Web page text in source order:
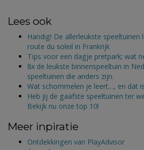
Lees ook
Handig! De allerleukste speeltuinen
route du soleil in Frankrijk
Tips voor een dagje pretpark; wat
8x de leukste binnenspeeltuin in
speeltuinen die anders zijn.
Wat schommelen je leert…, en dat
Heb jij de gaafste speeltuinen ter
Bekijk nu onze top 10!
Meer inpiratie
Ontdekkingen van PlayAdvisor